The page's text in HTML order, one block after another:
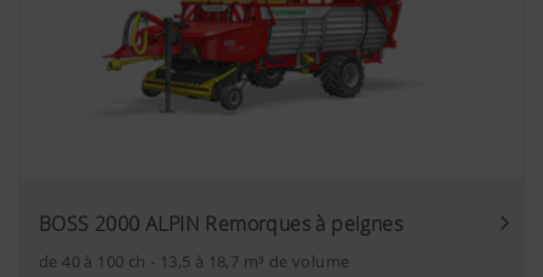
BOSS 2000 ALPIN Remorques à peignes
de 40 à 100 ch - 13,5 à 18,7 m³ de volume